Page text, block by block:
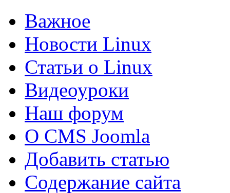
Важное
Новости Linux
Статьи о Linux
Видеоуроки
Наш форум
О CMS Joomla
Добавить статью
Содержание сайта